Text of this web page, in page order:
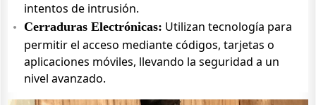
intentos de intrusión.
Cerraduras Electrónicas: Utilizan tecnología para
permitir el acceso mediante códigos, tarjetas o
aplicaciones móviles, llevando la seguridad a un
nivel avanzado.